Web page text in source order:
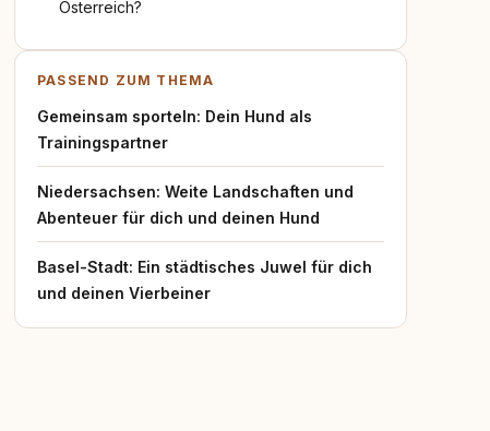
Österreich?
PASSEND ZUM THEMA
Gemeinsam sporteln: Dein Hund als
Trainingspartner
Niedersachsen: Weite Landschaften und
Abenteuer für dich und deinen Hund
Basel-Stadt: Ein städtisches Juwel für dich
und deinen Vierbeiner